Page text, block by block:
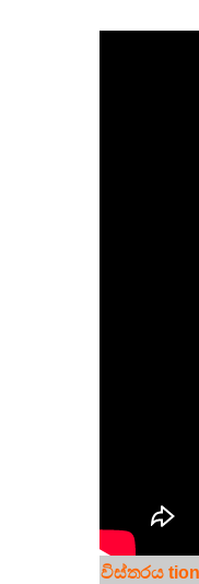
විස්තරය